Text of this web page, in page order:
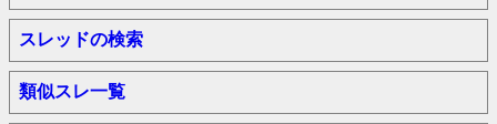
スレッドの検索
類似スレ一覧